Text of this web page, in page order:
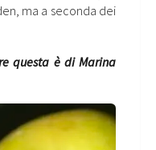
ma a seconda dei
questa è di Marina